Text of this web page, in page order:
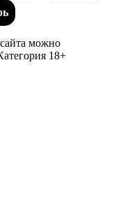
можно
18+